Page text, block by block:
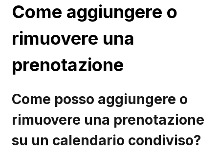
Come aggiungere o
rimuovere una
prenotazione
Come posso aggiungere o
rimuovere una prenotazione
su un calendario condiviso?